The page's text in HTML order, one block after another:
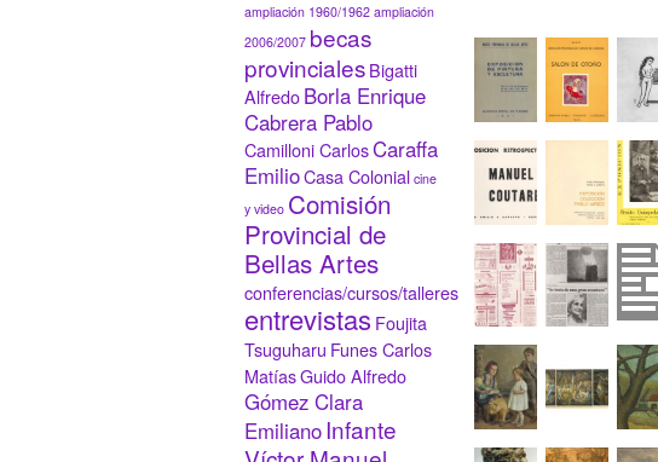
ampliación 1960/1962 ampliación
2006/2007 becas
provincialesBigatti
AlfredoBorla Enrique
Cabrera Pablo
Camilloni CarlosCaraffa
EmilioCasa Colonial cine
y video Comisión
Provincial de
Bellas Artes
conferencias/cursos/talleres
entrevistas Foujita
Tsuguharu Funes Carlos
MatíasGuido Alfredo
Gómez Clara
EmilianoInfante